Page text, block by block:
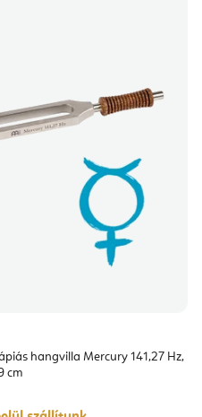
hangvilla Mercury 141,27 Hz,
cm